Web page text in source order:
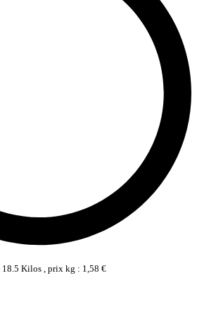
Kilos , prix kg : 1,58 €